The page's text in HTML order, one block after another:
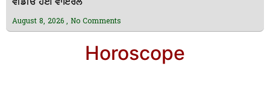
ਵੀਡੀਓ ਹੋਈ ਵਾਇਰਲ
August 8, 2026 No Comments
Horoscope